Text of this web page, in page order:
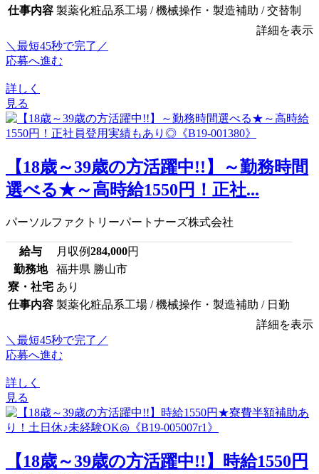
仕事内容 製薬化粧品系工場 / 機械操作・製造補助 / 交替制
詳細を表示
＼最短45秒で完了／
応募へ進む
詳しく
見る
【18歳～39歳の方活躍中!!】～勤務時間
選べる★～高時給1550円！正社...
パーソルファクトリーパートナーズ株式会社
給与 月収例284,000円
勤務地
福井県 勝山市
寮・社宅 あり
仕事内容 製薬化粧品系工場 / 機械操作・製造補助 / 日勤
詳細を表示
＼最短45秒で完了／
応募へ進む
詳しく
見る
【18歳～39歳の方活躍中!!】時給1550円